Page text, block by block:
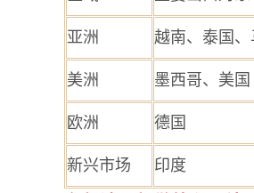
亚洲 越南、泰国
美洲 墨西哥、美国
欧洲 德国
新兴市场 印度